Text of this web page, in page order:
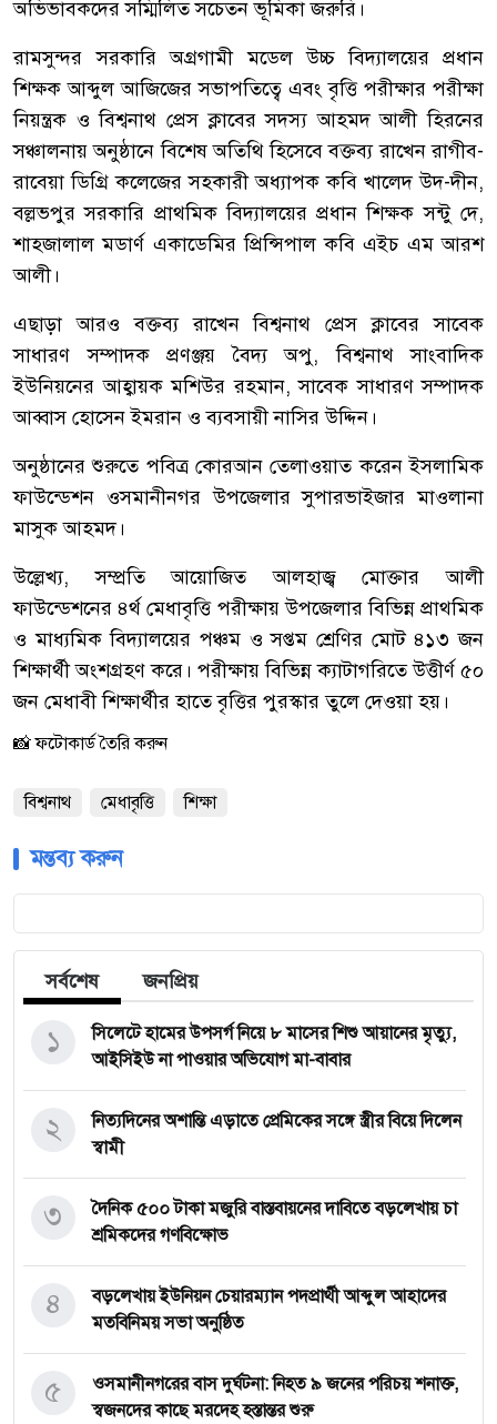
অভিভাবকদের সম্মিলিত সচেতন ভূমিকা জরুরি।
রামসুন্দর সরকারি অগ্রগামী মডেল উচ্চ বিদ্যালয়ের প্রধান
শিক্ষক আব্দুল আজিজের সভাপতিত্বে এবং বৃত্তি পরীক্ষার পরীক্ষা
নিয়ন্ত্রক ও বিশ্বনাথ প্রেস ক্লাবের সদস্য আহমদ আলী হিরনের
সঞ্চালনায় অনুষ্ঠানে বিশেষ অতিথি হিসেবে বক্তব্য রাখেন রাগীব-
রাবেয়া ডিগ্রি কলেজের সহকারী অধ্যাপক কবি খালেদ উদ-দীন,
বল্লভপুর সরকারি প্রাথমিক বিদ্যালয়ের প্রধান শিক্ষক সন্টু দে,
শাহজালাল মডার্ণ একাডেমির প্রিন্সিপাল কবি এইচ এম আরশ
আলী।
এছাড়া আরও বক্তব্য রাখেন বিশ্বনাথ প্রেস ক্লাবের সাবেক
সাধারণ সম্পাদক প্রণঞ্জয় বৈদ্য অপু, বিশ্বনাথ সাংবাদিক
ইউনিয়নের আহ্বায়ক মশিউর রহমান, সাবেক সাধারণ সম্পাদক
আব্বাস হোসেন ইমরান ও ব্যবসায়ী নাসির উদ্দিন।
অনুষ্ঠানের শুরুতে পবিত্র কোরআন তেলাওয়াত করেন ইসলামিক
ফাউন্ডেশন ওসমানীনগর উপজেলার সুপারভাইজার মাওলানা
মাসুক আহমদ।
উল্লেখ্য, সম্প্রতি আয়োজিত আলহাজ্ব মোক্তার আলী
ফাউন্ডেশনের ৪র্থ মেধাবৃত্তি পরীক্ষায় উপজেলার বিভিন্ন প্রাথমিক
ও মাধ্যমিক বিদ্যালয়ের পঞ্চম ও সপ্তম শ্রেণির মোট ৪১৩ জন
শিক্ষার্থী অংশগ্রহণ করে। পরীক্ষায় বিভিন্ন ক্যাটাগরিতে উত্তীর্ণ ৫০
জন মেধাবী শিক্ষার্থীর হাতে বৃত্তির পুরস্কার তুলে দেওয়া হয়।
📸 ফটোকার্ড তৈরি করুন
বিশ্বনাথ মেধাবৃত্তি শিক্ষা
মন্তব্য করুন
সর্বশেষ জনপ্রিয়
সিলেটে হামের উপসর্গ নিয়ে ৮ মাসের শিশু আয়ানের মৃত্যু,
আইসিইউ না পাওয়ার অভিযোগ মা-বাবার
১
নিত্যদিনের অশান্তি এড়াতে প্রেমিকের সঙ্গে স্ত্রীর বিয়ে দিলেন
স্বামী
২
দৈনিক ৫০০ টাকা মজুরি বাস্তবায়নের দাবিতে বড়লেখায় চা
শ্রমিকদের গণবিক্ষোভ
৩
বড়লেখায় ইউনিয়ন চেয়ারম্যান পদপ্রার্থী আব্দুল আহাদের
মতবিনিময় সভা অনুষ্ঠিত
৪
‎ওসমানীনগরের বাস দুর্ঘটনা: নিহত ৯ জনের পরিচয় শনাক্ত,
স্বজনদের কাছে মরদেহ হস্তান্তর শুরু
৫